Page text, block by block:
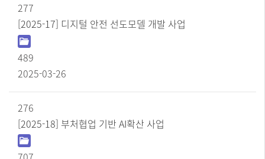
하
실
수
있
습
니
277
[2025-17] 디지털 안전 선도모델 개발 사업
489
2025-03-26
276
[2025-18] 부처협업 기반 AI확산 사업